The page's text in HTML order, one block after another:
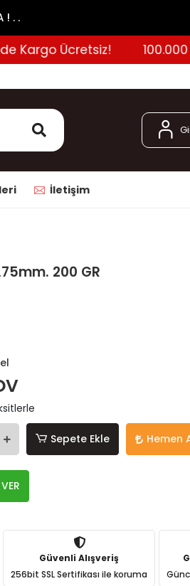
! . .
Kargo Ücretsiz! 100.000
İletişim
200 GR
Sepete Ekle Hemen
Güvenli Alışveriş
256bit SSL Sertifikası ile koruma